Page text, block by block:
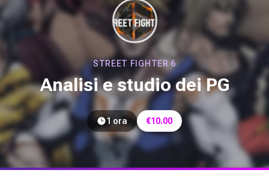
Come funziona
Login
STREET FIGHTER 6
Analisi e studio dei PG
1 ora €10.00